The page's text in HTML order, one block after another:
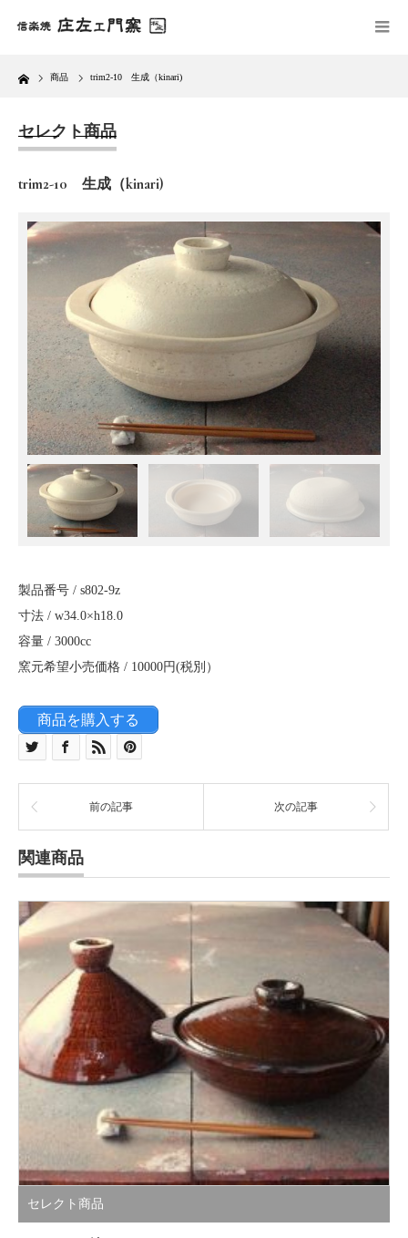
Home 商品 trim2-10 生成（kinari)
セレクト商品
trim2-10 生成（kinari)
製品番号 / s802-9z
寸法 / w34.0×h18.0
容量 / 3000cc
窯元希望小売価格 / 10000円(税別）
商品を購入する
前の記事 次の記事
関連商品
セレクト商品